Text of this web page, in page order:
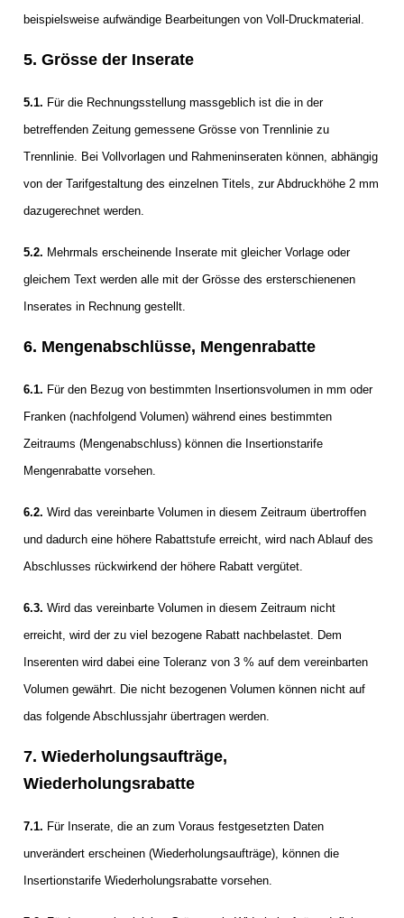
beispielsweise aufwändige Bearbeitungen von Voll-Druckmaterial.
5. Grösse der Inserate
5.1. Für die Rechnungsstellung massgeblich ist die in der
betreffenden Zeitung gemessene Grösse von Trennlinie zu
Trennlinie. Bei Vollvorlagen und Rahmeninseraten können, abhängig
von der Tarifgestaltung des einzelnen Titels, zur Abdruckhöhe 2 mm
dazugerechnet werden.
5.2. Mehrmals erscheinende Inserate mit gleicher Vorlage oder
gleichem Text werden alle mit der Grösse des ersterschienenen
Inserates in Rechnung gestellt.
6. Mengenabschlüsse, Mengenrabatte
6.1. Für den Bezug von bestimmten Insertionsvolumen in mm oder
Franken (nachfolgend Volumen) während eines bestimmten
Zeitraums (Mengenabschluss) können die Insertionstarife
Mengenrabatte vorsehen.
6.2. Wird das vereinbarte Volumen in diesem Zeitraum übertroffen
und dadurch eine höhere Rabattstufe erreicht, wird nach Ablauf des
Abschlusses rückwirkend der höhere Rabatt vergütet.
6.3. Wird das vereinbarte Volumen in diesem Zeitraum nicht
erreicht, wird der zu viel bezogene Rabatt nachbelastet. Dem
Inserenten wird dabei eine Toleranz von 3 % auf dem vereinbarten
Volumen gewährt. Die nicht bezogenen Volumen können nicht auf
das folgende Abschlussjahr übertragen werden.
7. Wiederholungsaufträge,
Wiederholungsrabatte
7.1. Für Inserate, die an zum Voraus festgesetzten Daten
unverändert erscheinen (Wiederholungsaufträge), können die
Insertionstarife Wiederholungsrabatte vorsehen.